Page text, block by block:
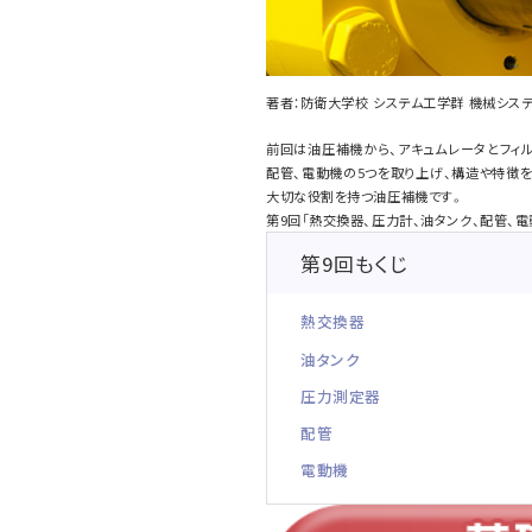
著者：防衛大学校 システム工学群 機械シ
前回は油圧補機から、アキュムレータとフィ
配管、電動機の5つを取り上げ、構造や特徴
大切な役割を持つ油圧補機です。
第9回「熱交換器、圧力計、油タンク、配管、
第9回もくじ
熱交換器
油タンク
圧力測定器
配管
電動機